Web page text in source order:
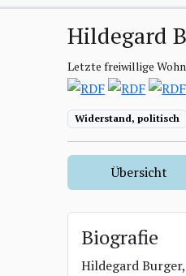
Hildegard
Letzte freiwillige
Widerstand, politisch
Übersicht
Biografie
Hildegard